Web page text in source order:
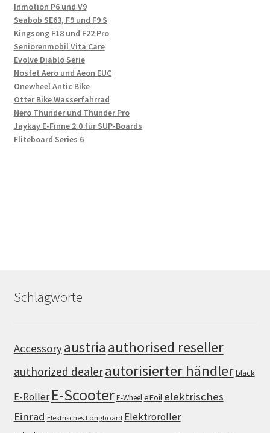
Inmotion P6 und V9
Seabob SE63, F9 und F9 S
Kingsong F18 und F22 Pro
Seniorenmobil Vita Care
Evolve Diablo Serie
Nosfet Aero und Aeon EUC
Onewheel Antic Bike
Otter Bike Wasserfahrrad
Nero Thunder und Thunder Pro
Jaykay E-Finne 2.0 für SUP-Boards
Fliteboard Series 6
Schlagworte
Accessoryaustria authorised reseller
authorized dealerautorisierter händlerblack
E-Roller E-ScooterE-WheeleFoil elektrisches
Einrad Elektrisches Longboard Elektroroller